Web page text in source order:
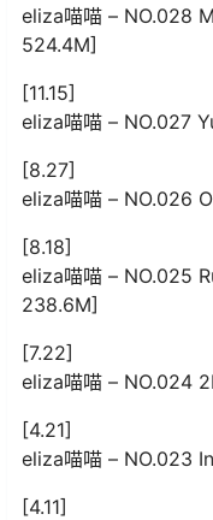
eliza喵喵 – NO.028
524.4M]
[11.15]
eliza喵喵 – NO.027
[8.27]
eliza喵喵 – NO.026
[8.18]
eliza喵喵 – NO.025
238.6M]
[7.22]
eliza喵喵 – NO.024
[4.21]
eliza喵喵 – NO.023
[4.11]